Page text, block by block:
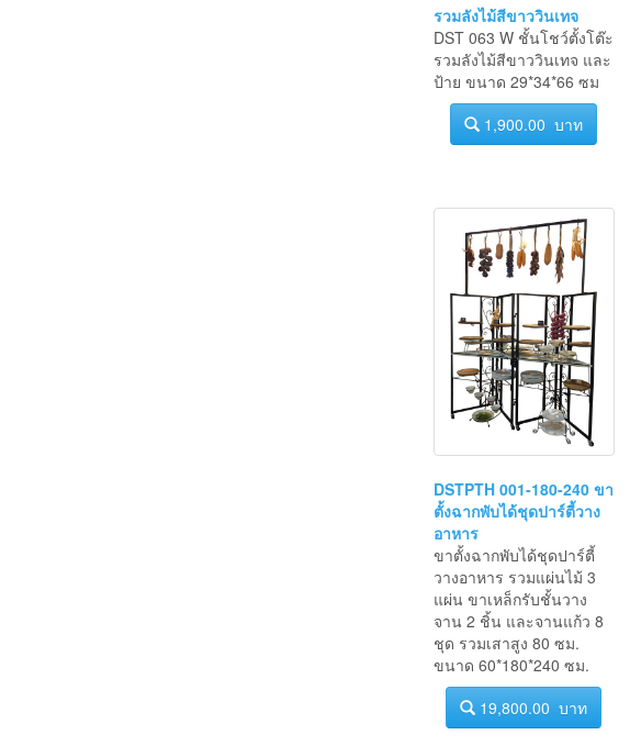
DST 063 W ชั้นโชว์ตั้งโต๊ะ
รวมลังไม้สีขาววินเทจ
DST 063 W ชั้นโชว์ตั้งโต๊ะ
รวมลังไม้สีขาววินเทจ และ
ป้าย ขนาด 29*34*66 ซม
1,900.00 บาท
DSTPTH 001-180-240 ขา
ตั้งฉากพับได้ชุดปาร์ตี้วาง
อาหาร
ขาตั้งฉากพับได้ชุดปาร์ตี้
วางอาหาร รวมแผ่นไม้ 3
แผ่น ขาเหล็กรับชั้นวาง
จาน 2 ชิ้น และจานแก้ว 8
ชุด รวมเสาสูง 80 ซม.
ขนาด 60*180*240 ซม.
19,800.00 บาท